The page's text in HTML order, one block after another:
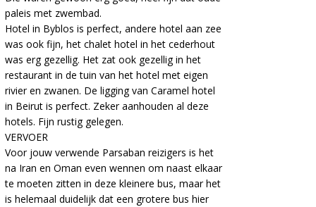
paleis met zwembad.
Hotel in Byblos is perfect, andere hotel aan zee
was ook fijn, het chalet hotel in het cederhout
was erg gezellig. Het zat ook gezellig in het
restaurant in de tuin van het hotel met eigen
rivier en zwanen. De ligging van Caramel hotel
in Beirut is perfect. Zeker aanhouden al deze
hotels. Fijn rustig gelegen.
VERVOER
Voor jouw verwende Parsaban reizigers is het
na Iran en Oman even wennen om naast elkaar
te moeten zitten in deze kleinere bus, maar het
is helemaal duidelijk dat een grotere bus hier